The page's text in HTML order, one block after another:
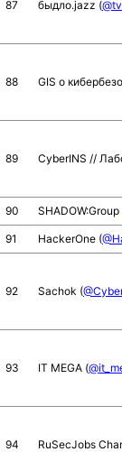
87 быдло.jazz (
88 GIS о
89 CyberINS //
90 SHADOW:Group
91 HackerOne (
92 Sachok (
93 IT MEGA (
94 RuSecJobs